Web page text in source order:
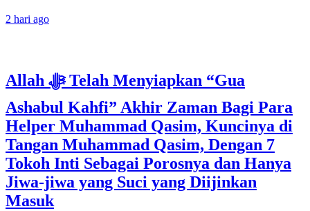
2 hari ago
Allah ﷻ Telah Menyiapkan “Gua
Ashabul Kahfi” Akhir Zaman Bagi Para
Helper Muhammad Qasim, Kuncinya di
Tangan Muhammad Qasim, Dengan 7
Tokoh Inti Sebagai Porosnya dan Hanya
Jiwa-jiwa yang Suci yang Diijinkan
Masuk